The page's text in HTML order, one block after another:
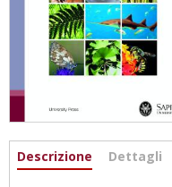
Informazioni
Descrizione (scheda
Dettagli